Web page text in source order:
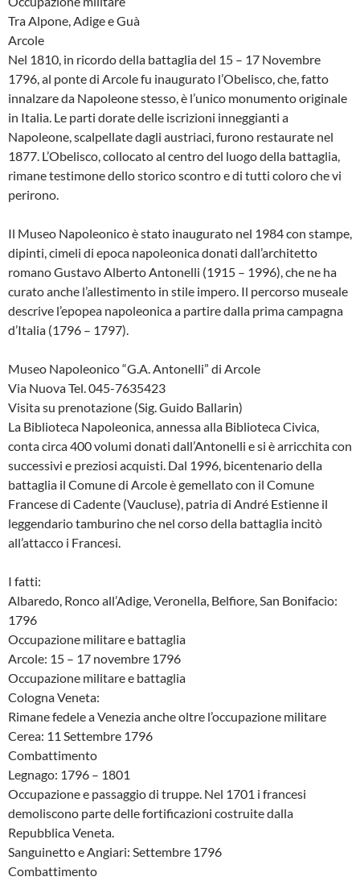
Tra Alpone, Adige e Guà
Arcole
Nel 1810, in ricordo della battaglia del 15 – 17 Novembre
1796, al ponte di Arcole fu inaugurato l’Obelisco, che, fatto
innalzare da Napoleone stesso, è l’unico monumento originale
in Italia. Le parti dorate delle iscrizioni inneggianti a
Napoleone, scalpellate dagli austriaci, furono restaurate nel
1877. L’Obelisco, collocato al centro del luogo della battaglia,
rimane testimone dello storico scontro e di tutti coloro che vi
perirono.
Il Museo Napoleonico è stato inaugurato nel 1984 con stampe,
dipinti, cimeli di epoca napoleonica donati dall’architetto
romano Gustavo Alberto Antonelli (1915 – 1996), che ne ha
curato anche l’allestimento in stile impero. Il percorso museale
descrive l’epopea napoleonica a partire dalla prima campagna
d’Italia (1796 – 1797).
Museo Napoleonico “G.A. Antonelli” di Arcole
Via Nuova Tel. 045-7635423
Visita su prenotazione (Sig. Guido Ballarin)
La Biblioteca Napoleonica, annessa alla Biblioteca Civica,
conta circa 400 volumi donati dall’Antonelli e si è arricchita con
successivi e preziosi acquisti. Dal 1996, bicentenario della
battaglia il Comune di Arcole è gemellato con il Comune
Francese di Cadente (Vaucluse), patria di André Estienne il
leggendario tamburino che nel corso della battaglia incitò
all’attacco i Francesi.
I fatti:
Albaredo, Ronco all’Adige, Veronella, Belfiore, San Bonifacio:
1796
Occupazione militare e battaglia
Arcole: 15 – 17 novembre 1796
Occupazione militare e battaglia
Cologna Veneta:
Rimane fedele a Venezia anche oltre l’occupazione militare
Cerea: 11 Settembre 1796
Combattimento
Legnago: 1796 – 1801
Occupazione e passaggio di truppe. Nel 1701 i francesi
demoliscono parte delle fortificazioni costruite dalla
Repubblica Veneta.
Sanguinetto e Angiari: Settembre 1796
Combattimento